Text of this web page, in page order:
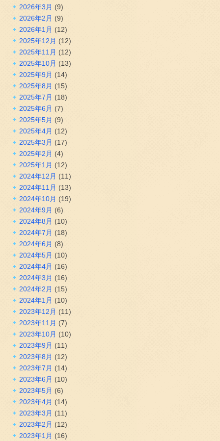
2026年3月 (9)
2026年2月 (9)
2026年1月 (12)
2025年12月 (12)
2025年11月 (12)
2025年10月 (13)
2025年9月 (14)
2025年8月 (15)
2025年7月 (18)
2025年6月 (7)
2025年5月 (9)
2025年4月 (12)
2025年3月 (17)
2025年2月 (4)
2025年1月 (12)
2024年12月 (11)
2024年11月 (13)
2024年10月 (19)
2024年9月 (6)
2024年8月 (10)
2024年7月 (18)
2024年6月 (8)
2024年5月 (10)
2024年4月 (16)
2024年3月 (16)
2024年2月 (15)
2024年1月 (10)
2023年12月 (11)
2023年11月 (7)
2023年10月 (10)
2023年9月 (11)
2023年8月 (12)
2023年7月 (14)
2023年6月 (10)
2023年5月 (6)
2023年4月 (14)
2023年3月 (11)
2023年2月 (12)
2023年1月 (16)